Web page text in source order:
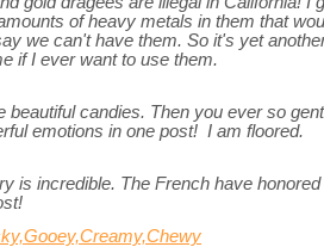
of heavy metals in them that
we can't have them. So it's yet
if I ever want to use them.
beautiful candies. Then you ever so
emotions in one post! I am floored.
is incredible. The French have